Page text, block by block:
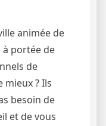
animée de
à portée de
de
mieux ? Ils
besoin de
et de vous